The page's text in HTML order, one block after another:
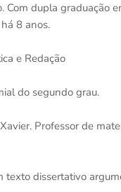
Com dupla graduação
8 anos.
e Redação
do segundo grau.
Professor de
texto dissertativo